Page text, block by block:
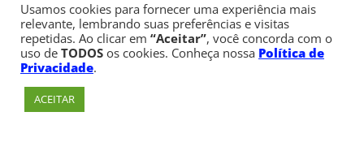
Usamos cookies para fornecer uma experiência mais
relevante, lembrando suas preferências e visitas
repetidas. Ao clicar em “Aceitar”, você concorda com o
uso de TODOS os cookies. Conheça nossa Política de
Privacidade.
ACEITAR